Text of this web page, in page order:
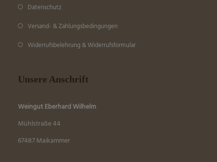
Datenschutz
Versand- & Zahlungsbedingungen
Widerrufsbelehrung & Widerrufsformular
Unsere Anschrift
Weingut Eberhard Wilhelm
Mühlstraße 44
67487 Maikammer